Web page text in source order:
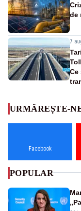
de
7
Ce
URMĂREȘTE-
Facebook
POPULAR